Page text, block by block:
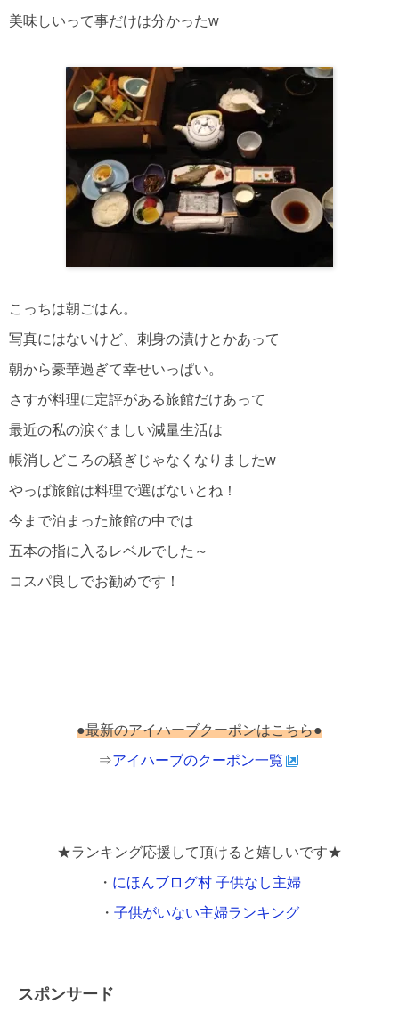
美味しいって事だけは分かったw
こっちは朝ごはん。
写真にはないけど、刺身の漬けとかあって
朝から豪華過ぎて幸せいっぱい。
さすが料理に定評がある旅館だけあって
最近の私の涙ぐましい減量生活は
帳消しどころの騒ぎじゃなくなりましたw
やっぱ旅館は料理で選ばないとね！
今まで泊まった旅館の中では
五本の指に入るレベルでした～
コスパ良しでお勧めです！
●最新のアイハーブクーポンはこちら●
⇒アイハーブのクーポン一覧
★ランキング応援して頂けると嬉しいです★
・ にほんブログ村 子供なし主婦
・ 子供がいない主婦ランキング
スポンサード